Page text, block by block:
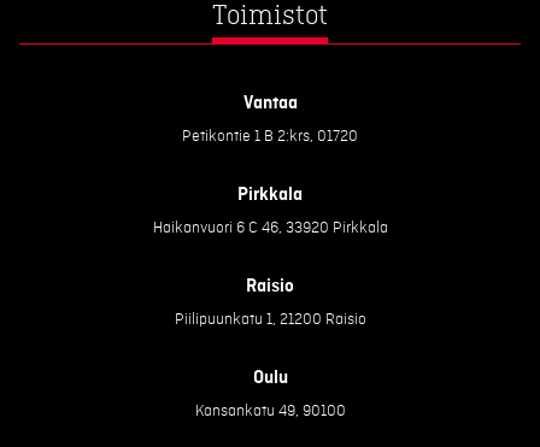
Toimistot
Vantaa
Petikontie 1 B 2:krs, 01720
Pirkkala
Haikanvuori 6 C 46, 33920 Pirkkala
Raisio
Piilipuunkatu 1, 21200 Raisio
Oulu
Kansankatu 49, 90100